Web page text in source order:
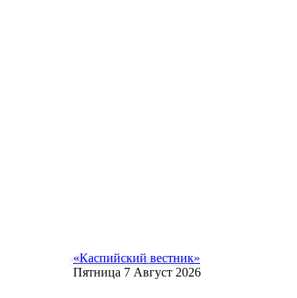
«Каспийский вестник»
Пятница 7 Август 2026